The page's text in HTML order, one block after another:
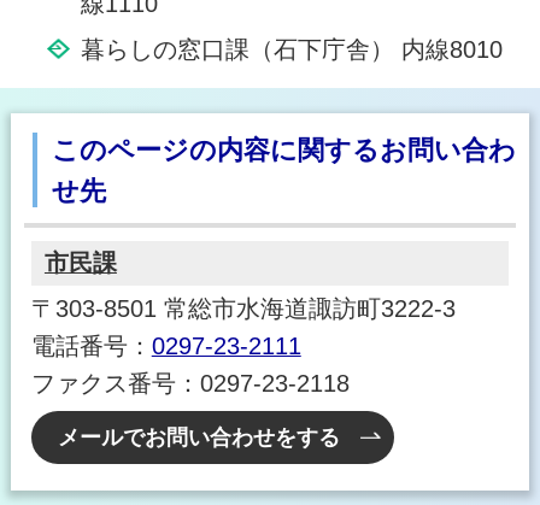
暮らしの窓口課（石下庁舎） 内線8010
このページの内容に関するお問い合わ
せ先
市民課
〒303-8501 常総市水海道諏訪町3222-3
電話番号： 0297-23-2111
ファクス番号：0297-23-2118
メールでお問い合わせをする